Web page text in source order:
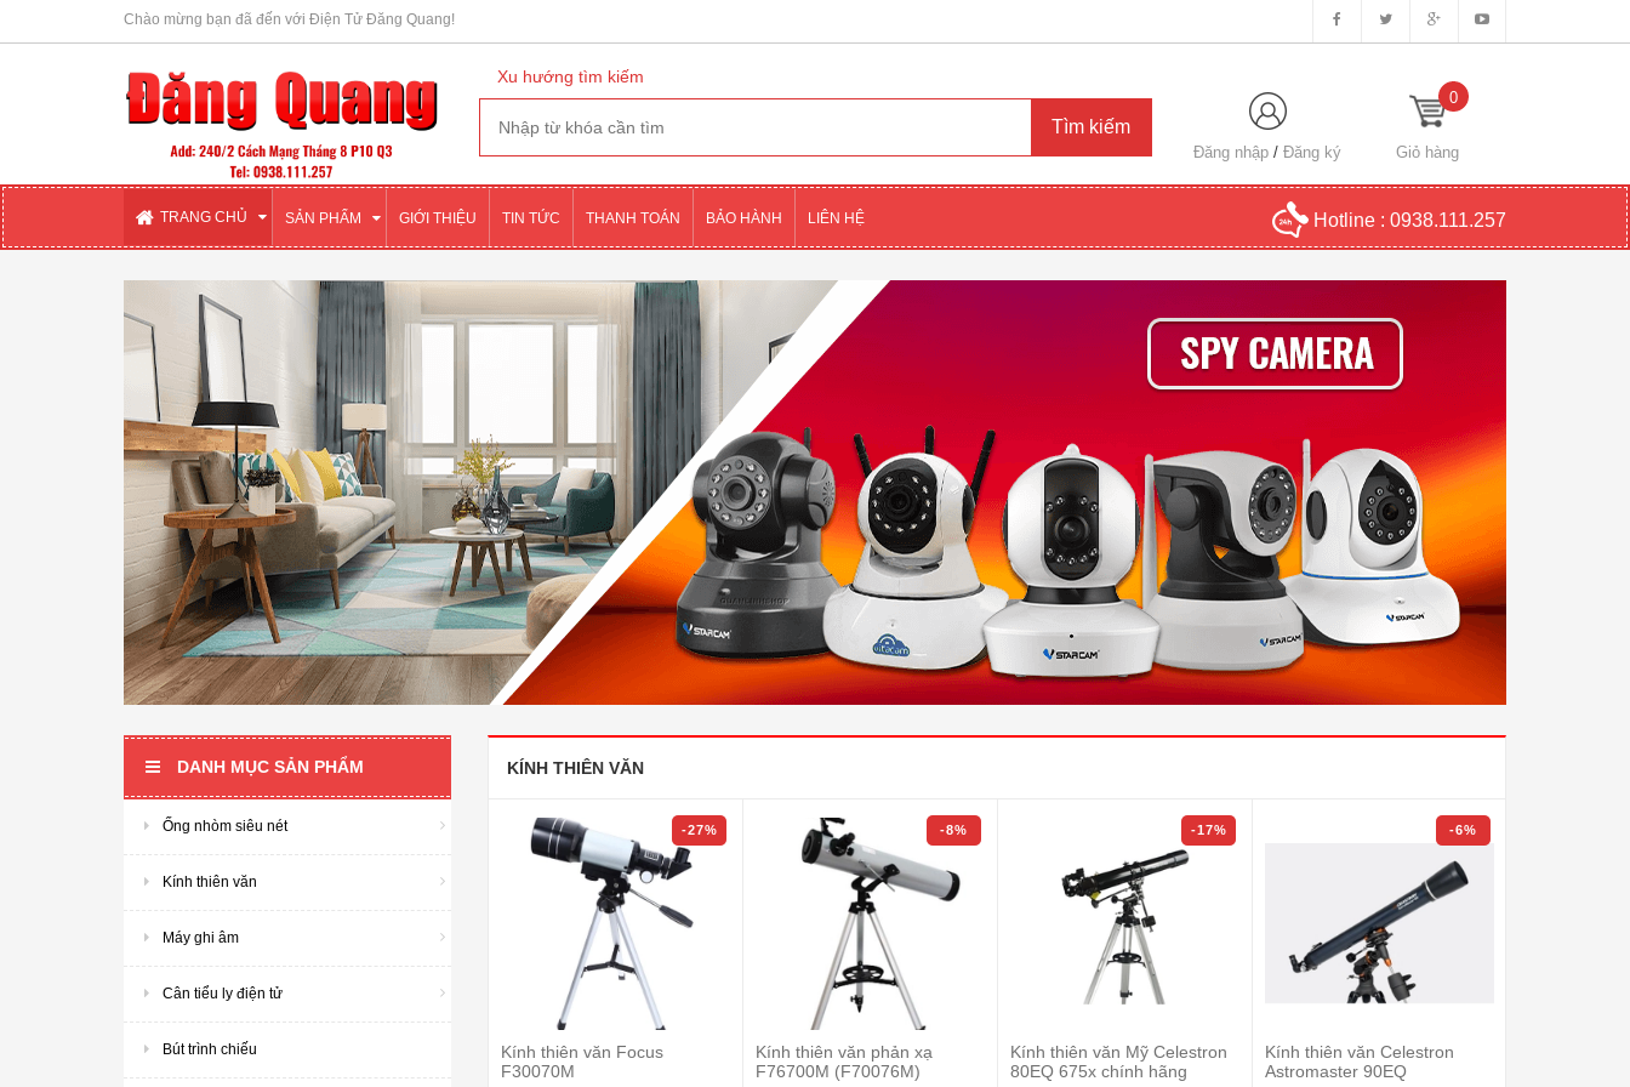
Chào mừng bạn đã đến với Điện Tử Đăng Quang!
Xu hướng tìm kiếm
Đăng nhập /Đăng ký Giỏ hàng
0
TRANG CHỦ SẢN PHẨM GIỚI THIỆU TIN TỨC THANH TOÁN BẢO HÀNH LIÊN HỆ Hotline : 0938.111.257
DANH MỤC SẢN PHẨM
Ống nhòm siêu nét
Kính thiên văn
Máy ghi âm
Cân tiểu ly điện tử
Bút trình chiếu
KÍNH THIÊN VĂN
-27%
Kính thiên văn Focus
F30070M
-8%
Kính thiên văn phản xạ
F76700M (F70076M)
-17%
Kính thiên văn Mỹ Celestron
80EQ 675x chính hãng
-6%
Kính thiên văn Celestron
Astromaster 90EQ